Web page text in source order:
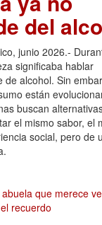
del
junio 2026.-
significaba hablar
de alcohol. Sin
están
buscan
el mismo sabor, el
social, pero de